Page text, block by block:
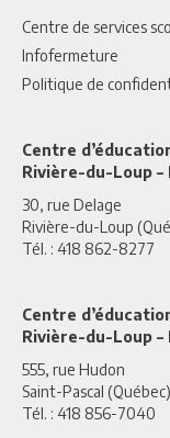
Centre de services
Infofermeture
Politique de
Centre
Rivière-du-Loup
30, rue Delage
Rivière-du-Loup
Tél. : 418 862-8277
Centre
Rivière-du-Loup –
555, rue Hudon
Saint-Pascal
Tél. : 418 856-7040